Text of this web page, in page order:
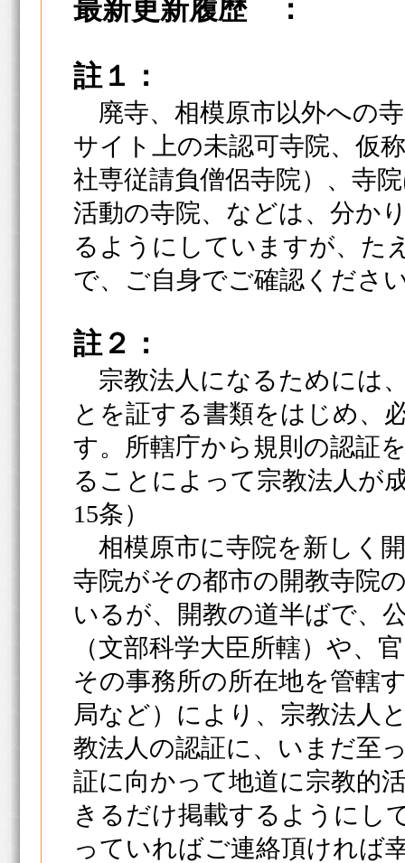
最新更新履歴 ：
註１：
廃寺、相模原市以外への
サイト上の未認可寺院、仮
社専従請負僧侶寺院）、寺
活動の寺院、などは、分か
るようにしていますが、た
で、ご自身でご確認くださ
註２：
宗教法人になるためには
とを証する書類をはじめ、
す。所轄庁から規則の認証
ることによって宗教法人が
15条）
相模原市に寺院を新しく
寺院がその都市の開教寺院
いるが、開教の道半ばで、
（文部科学大臣所轄）や、
その事務所の所在地を管轄
局など）により、宗教法人
教法人の認証に、いまだ至
証に向かって地道に宗教的
きるだけ掲載するようにし
っていればご連絡頂ければ